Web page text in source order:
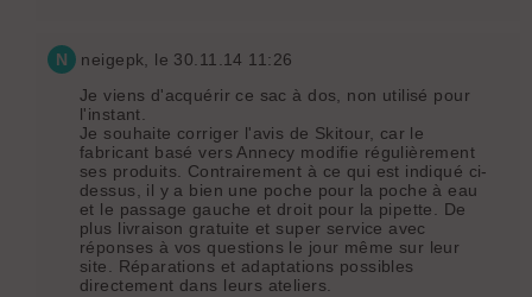
N neigepk, le 30.11.14 11:26
Je viens d'acquérir ce sac à dos, non utilisé pour
l'instant.
Je souhaite corriger l'avis de Skitour, car le
fabricant basé vers Annecy modifie régulièrement
ses produits. Contrairement à ce qui est indiqué ci-
dessus, il y a bien une poche pour la poche à eau
et le passage gauche et droit pour la pipette. De
plus livraison gratuite et super service avec
réponses à vos questions le jour même sur leur
site. Réparations et adaptations possibles
directement dans leurs ateliers.